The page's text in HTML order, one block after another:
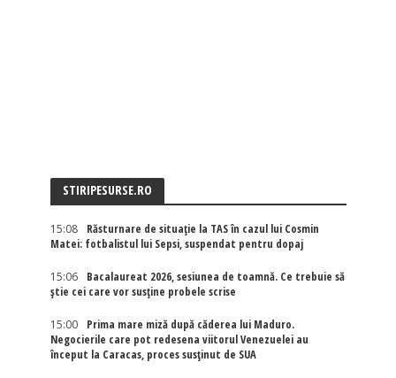
STIRIPESURSE.RO
15:08
Răsturnare de situație la TAS în cazul lui Cosmin
Matei: fotbalistul lui Sepsi, suspendat pentru dopaj
15:06
Bacalaureat 2026, sesiunea de toamnă. Ce trebuie să
știe cei care vor susține probele scrise
15:00
Prima mare miză după căderea lui Maduro.
Negocierile care pot redesena viitorul Venezuelei au
început la Caracas, proces susținut de SUA